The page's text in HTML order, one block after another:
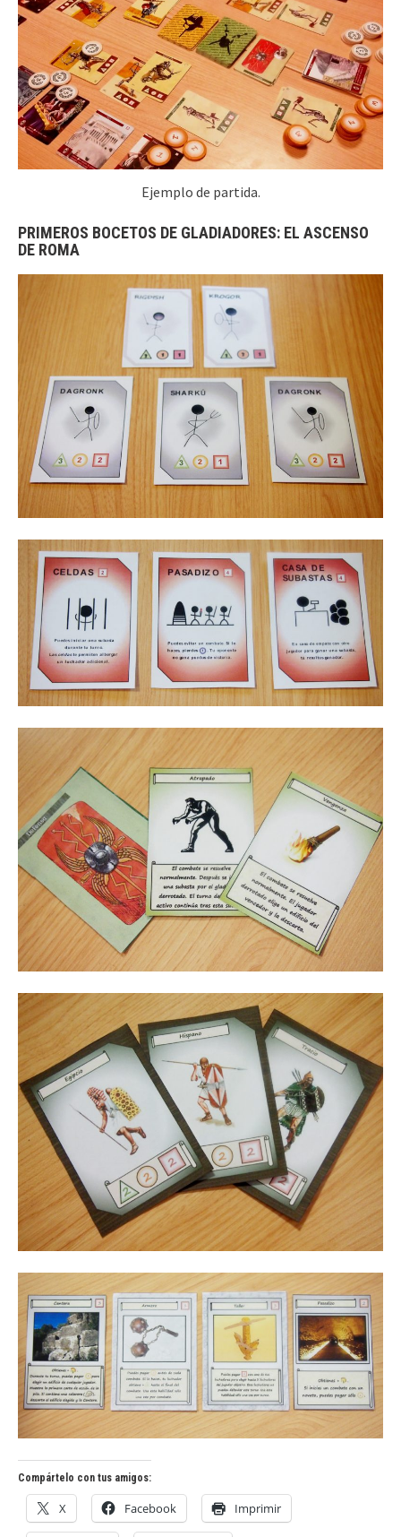
Ejemplo de partida.
PRIMEROS BOCETOS DE GLADIADORES: EL ASCENSO
DE ROMA
Compártelo con tus amigos:
X Facebook Imprimir